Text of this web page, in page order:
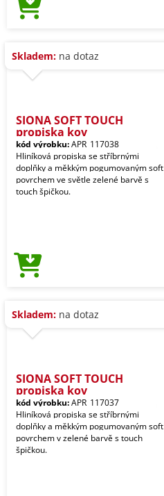
Skladem: na dotaz
SIONA SOFT TOUCH
propiska kov
kód výrobku:APR_117038
Hliníková propiska se stříbrnými
doplňky a měkkým pogumovaným soft
povrchem ve světle zelené barvě s
touch špičkou.
Skladem: na dotaz
SIONA SOFT TOUCH
propiska kov
kód výrobku:APR_117037
Hliníková propiska se stříbrnými
doplňky a měkkým pogumovaným soft
povrchem v zelené barvě s touch
špičkou.